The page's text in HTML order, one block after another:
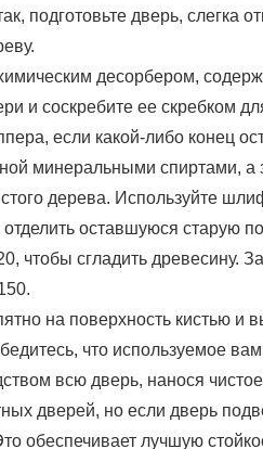
подготовьте дверь,
десорбером,
и соскребите ее скребком
если какой-либо конец
минеральными спиртами, а
дерева. Используйте
оставшуюся старую
чтобы сгладить
на поверхность кистью и
что используемое
всю дверь, нанося
дверей, но если дверь
обеспечивает лучшую